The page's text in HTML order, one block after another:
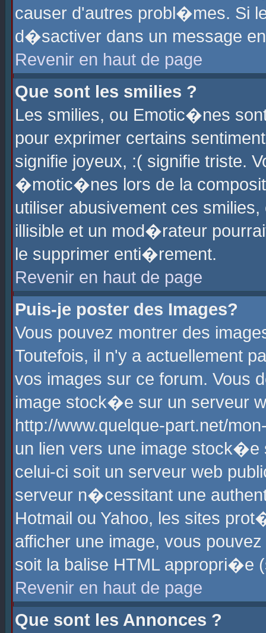
causer d'autres probl�mes. Si
d�sactiver dans un message
Revenir en haut de page
Que sont les smilies ?
Les smilies, ou Emotic�nes
pour exprimer certains
signifie joyeux, :( signifie triste.
�motic�nes lors de la
utiliser abusivement ces
illisible et un mod�rateur
le supprimer enti�rement.
Revenir en haut de page
Puis-je poster des Images?
Vous pouvez montrer des
Toutefois, il n'y a actuellement
vos images sur ce forum. Vous
image stock�e sur un serveur
http://www.quelque-part.net/
un lien vers une image
celui-ci soit un serveur web
serveur n�cessitant une
Hotmail ou Yahoo, les sites
afficher une image, vous
soit la balise HTML
Revenir en haut de page
Que sont les Annonces ?